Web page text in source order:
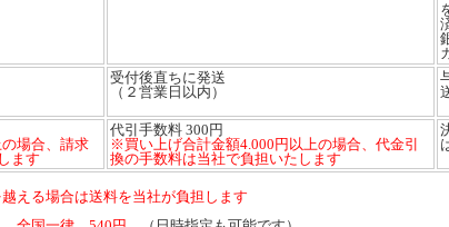
受付後直ちに発送
（２営業日以内）
場合、請求
ます
代引手数料 300円
※買い上げ合計金額4.000円以上の場合、代金引
換の手数料は当社で負担いたします
える場合は送料を当社が負担します